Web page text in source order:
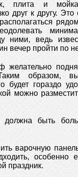
плита и
друг к другу. Это
ними, ведь
вечер пройти по
желательно
образом,
будет гораздо
можно
быть
варочную
особенно
праздник.